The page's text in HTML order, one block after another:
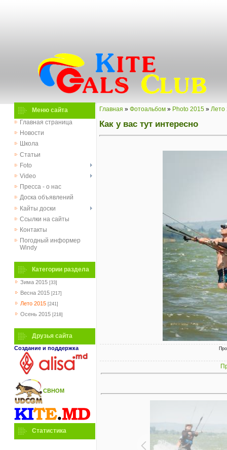
Меню сайта
Главная страница
Новости
Школа
Статьи
Foto
Video
Пресса - о нас
Доска объявлений
Кайты доски
Ссылки на сайты
Контакты
Погодный информер
Windy
Категории раздела
Зима 2015 [33]
Весна 2015 [217]
Лето 2015 [241]
Осень 2015 [218]
Друзья сайта
Создание и поддержка
СВНОМ
Статистика
Главная » Фотоальбом » Photo 2015 » Лето
Как у вас тут интересно